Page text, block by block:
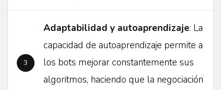
Adaptabilidad y autoaprendizaje: La
capacidad de autoaprendizaje permite a
los bots mejorar constantemente sus
algoritmos, haciendo que la negociación